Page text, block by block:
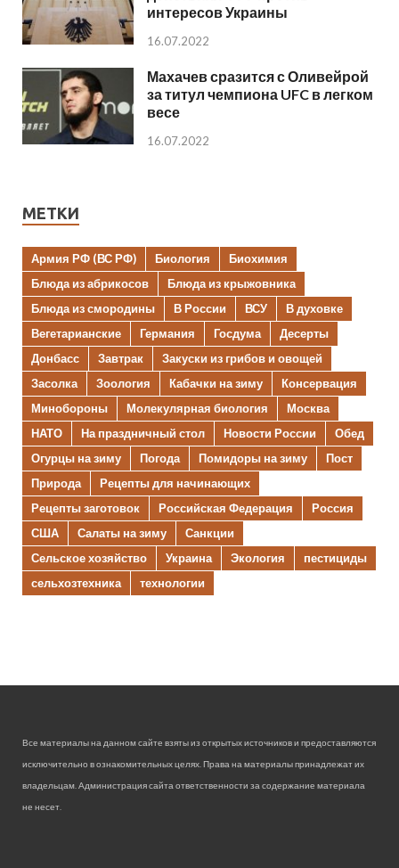
интересов Украины
16.07.2022
Махачев сразится с Оливейрой
за титул чемпиона UFC в легком
весе
16.07.2022
МЕТКИ
Армия РФ (ВС РФ) Биология
Биохимия
Блюда из абрикосов
Блюда из крыжовника
Блюда из смородины
В России ВСУ
В духовке
Вегетарианские
Германия Госдума
Десерты
Донбасс
Завтрак
Закуски из грибов и овощей
Засолка
Зоология Кабачки на зиму
Консервация
Минобороны
Молекулярная биология
Москва
НАТО
На праздничный стол Новости России
Обед
Огурцы на зиму
Погода Помидоры на зиму
Пост
Природа
Рецепты для начинающих
Рецепты заготовок
Российская Федерация
Россия
США
Салаты на зиму
Санкции
Сельское хозяйство
Украина Экология
пестициды
сельхозтехника
технологии
Все материалы на данном сайте взяты из открытых источников и предоставляются
исключительно в ознакомительных целях. Права на материалы принадлежат их
владельцам. Администрация сайта ответственности за содержание материала
не несет.